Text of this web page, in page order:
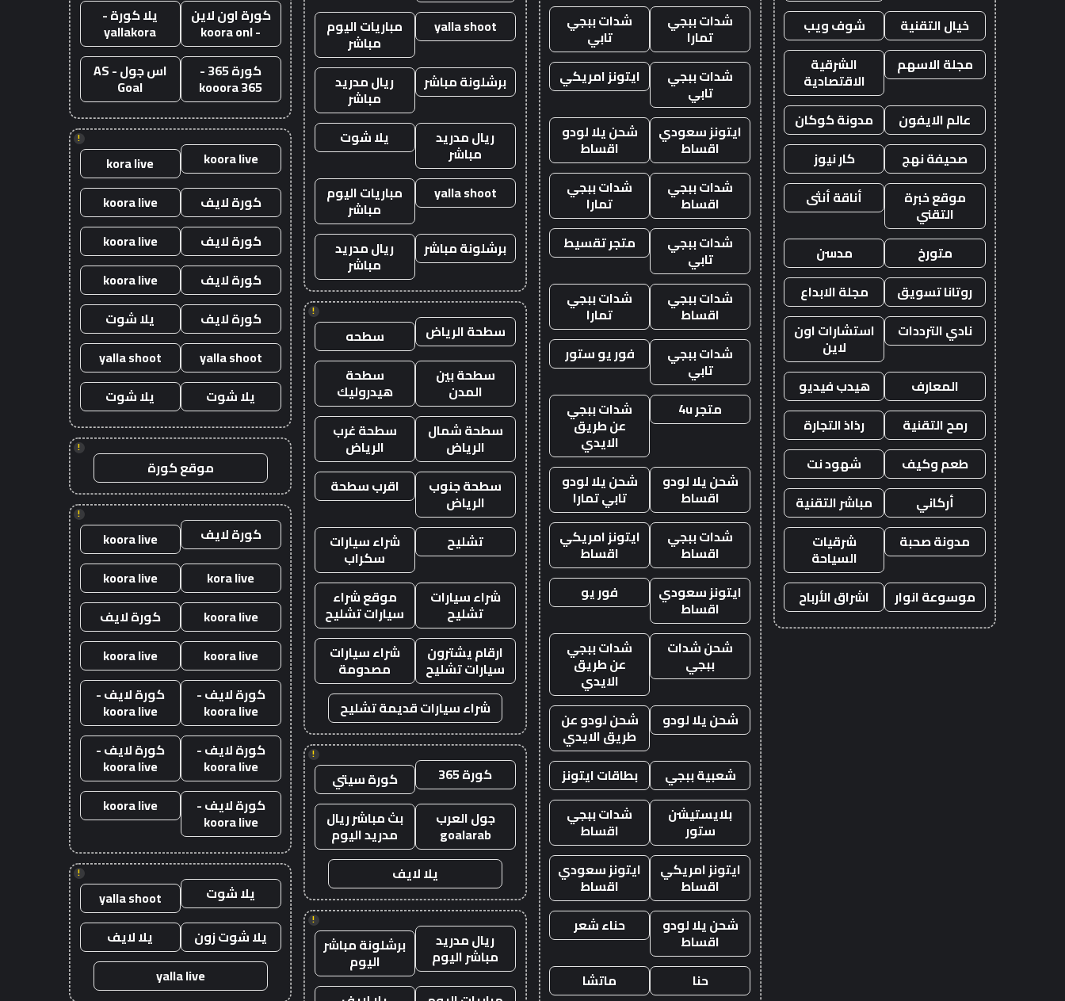
خيال التقنية
شوف ويب
مجلة الاسهم
الشرقية
الاقتصادية
عالم الايفون
مدونة كوكان
صحيفة نهج
كار نيوز
موقع خبرة
التقني
أناقة أنثى
متورخ
مدسن
روتانا تسويق
مجلة الابداع
نادي الترددات
استشارات اون
لاين
المعارف
هيدب فيديو
رمح التقنية
رذاذ التجارة
طعم وكيف
شهود نت
أركاني
مباشر التقنية
مدونة صحبة
شرقيات
السياحة
موسوعة انوار
اشراق الأرباح
شدات ببجي
تمارا
شدات ببجي
تابي
شدات ببجي
تابي
ايتونز امريكي
ايتونز سعودي
اقساط
شحن يلا لودو
اقساط
شدات ببجي
اقساط
شدات ببجي
تمارا
شدات ببجي
تابي
متجر تقسيط
شدات ببجي
اقساط
شدات ببجي
تمارا
شدات ببجي
تابي
فور يو ستور
متجر 4u شدات ببجي
عن طريق
الايدي
شحن يلا لودو
اقساط
شحن يلا لودو
تابي تمارا
شدات ببجي
اقساط
ايتونز امريكي
اقساط
ايتونز سعودي
اقساط
فور يو
شحن شدات
ببجي
شدات ببجي
عن طريق
الايدي
شحن يلا لودو
شحن لودو عن
طريق الايدي
شعبية ببجي
بطاقات ايتونز
بلايستيشن
ستور
شدات ببجي
اقساط
ايتونز امريكي
اقساط
ايتونز سعودي
اقساط
شحن يلا لودو
اقساط
حناء شعر
حنا ماتشا
yalla shoot مباريات اليوم
مباشر
برشلونة مباشر
ريال مدريد
مباشر
ريال مدريد
مباشر
يلا شوت
yalla shoot مباريات اليوم
مباشر
برشلونة مباشر
ريال مدريد
مباشر
!
سطحة الرياض
سطحه
سطحة بين
المدن
سطحة
هيدروليك
سطحة شمال
الرياض
سطحة غرب
الرياض
سطحة جنوب
الرياض
اقرب سطحة
تشليح شراء سيارات
سكراب
شراء سيارات
تشليح
موقع شراء
سيارات تشليح
ارقام يشترون
سيارات تشليح
شراء سيارات
مصدومة
شراء سيارات قديمة تشليح
!
كورة 365
كورة سيتي
جول العرب
goalarab
بث مباشر ريال
مدريد اليوم
يلا لايف
!
ريال مدريد
مباشر اليوم برشلونة مباشر
اليوم
كورة اون لاين
- koora onl
يلا كورة -
yallakora
كورة 365 -
kooora 365
اس جول - AS
Goal
!
koora live
kora live
كورة لايف
koora live
كورة لايف
koora live
كورة لايف
koora live
كورة لايف
يلا شوت
yalla shoot
yalla shoot
يلا شوت
يلا شوت
!
موقع كورة
!
كورة لايف
koora live
kora live
koora live
koora live
كورة لايف
koora live
koora live
كورة لايف -
koora live
كورة لايف -
koora live
كورة لايف -
koora live
كورة لايف -
koora live
كورة لايف -
koora live
koora live
!
يلا شوت
yalla shoot
يلا شوت زون
يلا لايف
yalla live